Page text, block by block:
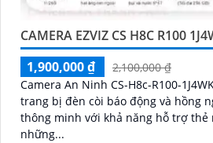
CAMERA EZVIZ CS H8C R100
1,900,000 ₫
2,100,000 ₫
Camera An Ninh CS-H8c-R100-
trang bị đèn còi báo động và hồng
thông minh với khả năng hỗ trợ thẻ nhớ. Ấn tượng
những...